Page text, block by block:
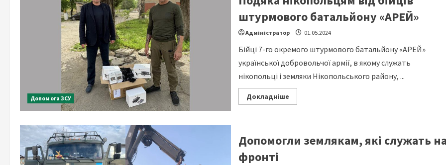
в
Нікополі
БФ
сила”
військовим
дрони
та
РЕБ
Допомога ЗСУ
штурмового батальйону «АРЕЙ»
Адміністратор 01.05.2024
Бійці 7-го окремого штурмового батальйону «АРЕЙ»
української добровольчої армії, в якому служать
нікопольці і земляки Нікопольського району, ...
ДокладнішеRead
more
бійців
штурмового
Допомогли землякам, які служать
фронті